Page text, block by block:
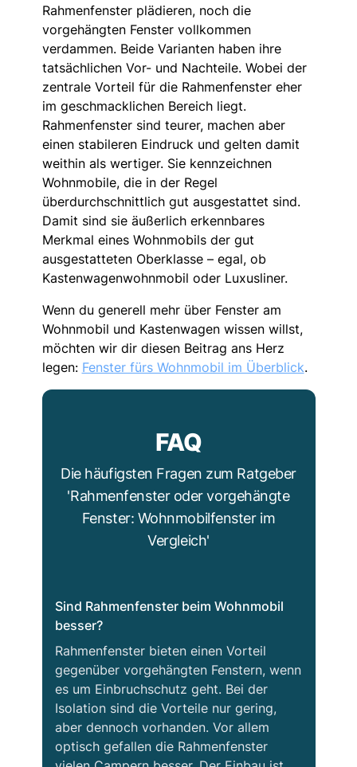
Rahmenfenster plädieren, noch die
vorgehängten Fenster vollkommen
verdammen. Beide Varianten haben ihre
tatsächlichen Vor- und Nachteile. Wobei der
zentrale Vorteil für die Rahmenfenster eher
im geschmacklichen Bereich liegt.
Rahmenfenster sind teurer, machen aber
einen stabileren Eindruck und gelten damit
weithin als wertiger. Sie kennzeichnen
Wohnmobile, die in der Regel
überdurchschnittlich gut ausgestattet sind.
Damit sind sie äußerlich erkennbares
Merkmal eines Wohnmobils der gut
ausgestatteten Oberklasse – egal, ob
Kastenwagenwohnmobil oder Luxusliner.
Wenn du generell mehr über Fenster am
Wohnmobil und Kastenwagen wissen willst,
möchten wir dir diesen Beitrag ans Herz
legen: Fenster fürs Wohnmobil im Überblick.
FAQ
Die häufigsten Fragen zum Ratgeber
'Rahmenfenster oder vorgehängte
Fenster: Wohnmobilfenster im
Vergleich'
Sind Rahmenfenster beim Wohnmobil
besser?
Rahmenfenster bieten einen Vorteil
gegenüber vorgehängten Fenstern, wenn
es um Einbruchschutz geht. Bei der
Isolation sind die Vorteile nur gering,
aber dennoch vorhanden. Vor allem
optisch gefallen die Rahmenfenster